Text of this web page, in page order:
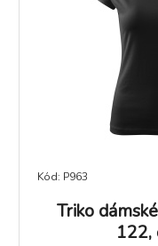
Kód: P963
Triko
122,